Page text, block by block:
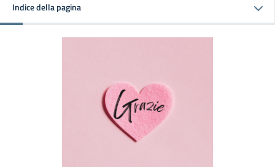
Indice della pagina